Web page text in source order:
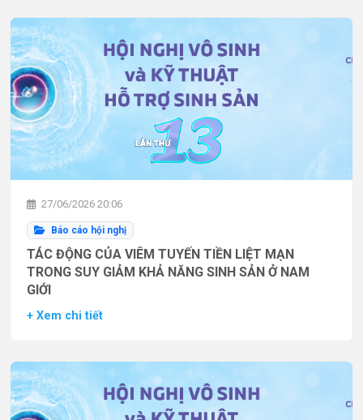
27/06/2026 20:06
Báo cáo hội nghị
TÁC ĐỘNG CỦA VIÊM TUYẾN TIỀN LIỆT MẠN
TRONG SUY GIẢM KHẢ NĂNG SINH SẢN Ở NAM
GIỚI
+ Xem chi tiết